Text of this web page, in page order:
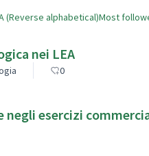
(Reverse alphabetical)Most
nei LEA
0
esercizi